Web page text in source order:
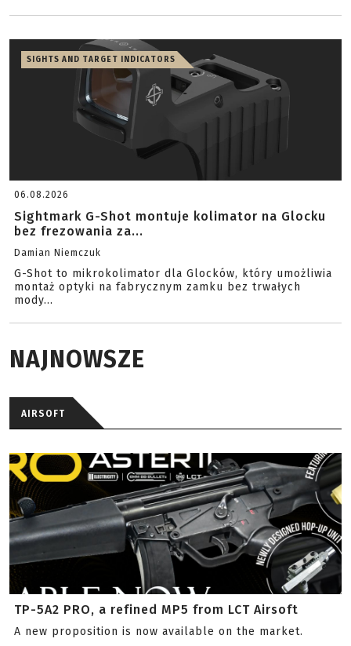
SIGHTS AND TARGET INDICATORS
06.08.2026
Sightmark G-Shot montuje kolimator na Glocku
bez frezowania za...
Damian Niemczuk
G-Shot to mikrokolimator dla Glocków, który umożliwia
montaż optyki na fabrycznym zamku bez trwałych
mody...
NAJNOWSZE
AIRSOFT
TP-5A2 PRO, a refined MP5 from LCT Airsoft
A new proposition is now available on the market.